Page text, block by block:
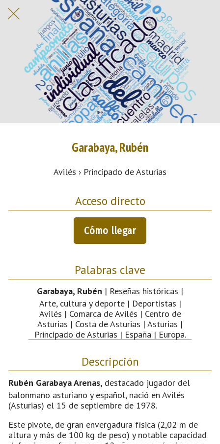
Garabaya, Rubén
Avilés › Principado de Asturias
Acceso directo
Cómo llegar
Palabras clave
Garabaya, Rubén | Reseñas históricas |
Arte, cultura y deporte | Deportistas |
Avilés | Comarca de Avilés | Centro de
Asturias | Costa de Asturias | Asturias |
Principado de Asturias | España | Europa.
Descripción
Rubén Garabaya Arenas, destacado jugador del
balonmano asturiano y español, nació en Avilés
(Asturias) el 15 de septiembre de 1978.
Este pivote, de gran envergadura física (2,02 m de
altura y más de 100 kg de peso) y notable capacidad